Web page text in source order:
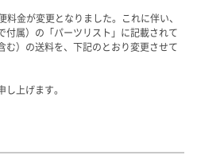
金が変更となりました。これに伴い、
付属）の「パーツリスト」に記載されて
む）の送料を、下記のとおり変更させて
上げます。